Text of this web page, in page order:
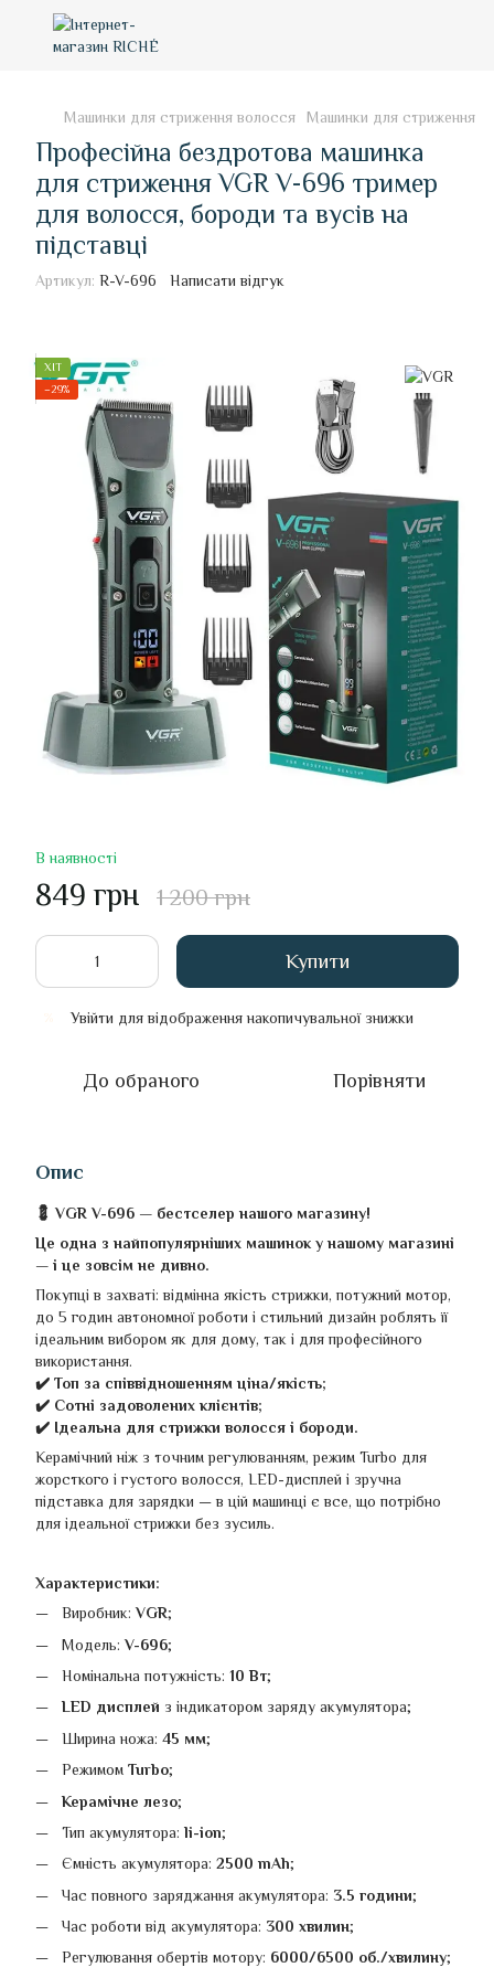
Машинки для стриження волосся Машинки для стриження
Професійна бездротова машинка
для стриження VGR V-696 тример
для волосся, бороди та вусів на
підставці
Артикул: R-V-696 Написати відгук
ХІТ
−29%
В наявності
849 грн 1 200 грн
Купити
Увійти для відображення накопичувальної знижки
До обраного Порівняти
Опис
💈 VGR V-696 — бестселер нашого магазину!
Це одна з найпопулярніших машинок у нашому магазині
— і це зовсім не дивно.
Покупці в захваті: відмінна якість стрижки, потужний мотор,
до 5 годин автономної роботи і стильний дизайн роблять її
ідеальним вибором як для дому, так і для професійного
використання.
✔️ Топ за співвідношенням ціна/якість;
✔️ Сотні задоволених клієнтів;
✔️ Ідеальна для стрижки волосся і бороди.
Керамічний ніж з точним регулюванням, режим Turbo для
жорсткого і густого волосся, LED-дисплей і зручна
підставка для зарядки — в цій машинці є все, що потрібно
для ідеальної стрижки без зусиль.
Характеристики:
Виробник: VGR;
Модель:V-696;
Номінальна потужність: 10 Вт;
LED дисплей з індикатором заряду акумулятора;
Ширина ножа: 45 мм;
Режимом Turbo;
Керамічне лезо;
Тип акумулятора: li-ion;
Ємність акумулятора: 2500 mAh;
Час повного заряджання акумулятора: 3.5 години;
Час роботи від акумулятора: 300 хвилин;
Регулювання обертів мотору: 6000/6500 об./хвилину;